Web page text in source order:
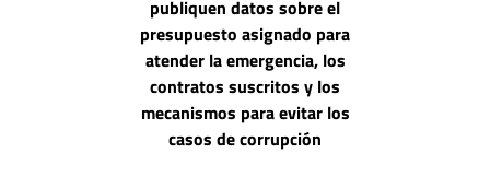
publiquen datos sobre el
presupuesto asignado para
atender la emergencia, los
contratos suscritos y los
mecanismos para evitar los
casos de corrupción